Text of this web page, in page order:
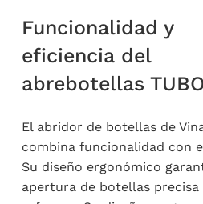
Funcionalidad y
eficiencia del
abrebotellas
El abridor de botellas de
combina funcionalidad con
Su diseño ergonómico
apertura de botellas precisa